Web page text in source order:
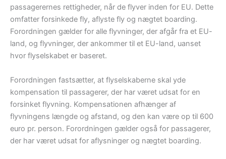
passagerernes rettigheder, når de flyver inden for EU. Dette
omfatter forsinkede fly, aflyste fly og nægtet boarding.
Forordningen gælder for alle flyvninger, der afgår fra et EU-
land, og flyvninger, der ankommer til et EU-land, uanset
hvor flyselskabet er baseret.
Forordningen fastsætter, at flyselskaberne skal yde
kompensation til passagerer, der har været udsat for en
forsinket flyvning. Kompensationen afhænger af
flyvningens længde og afstand, og den kan være op til 600
euro pr. person. Forordningen gælder også for passagerer,
der har været udsat for aflysninger og nægtet boarding.